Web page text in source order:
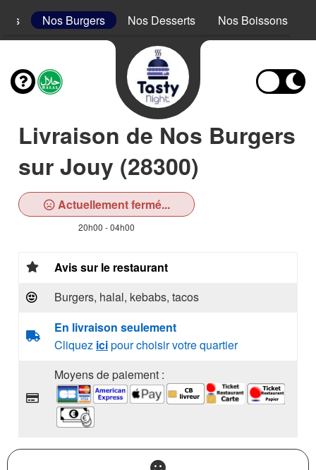
Nos Burgers Nos Desserts Nos Boissons
Livraison de Nos Burgers
sur Jouy (28300)
Actuellement fermé...
20h00 - 04h00
Avis sur le restaurant
Burgers, halal, kebabs, tacos
En livraison seulement
Cliquez icipour choisir votre quartier
Moyens de paiement :